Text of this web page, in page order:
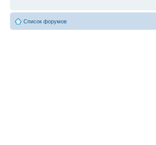
Список форумов